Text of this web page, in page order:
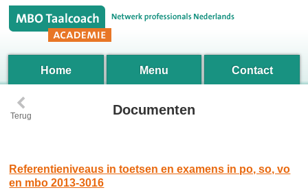
Home Menu Contact
‹
Terug Documenten
Referentieniveaus in toetsen en examens in po, so, vo
en mbo 2013-3016